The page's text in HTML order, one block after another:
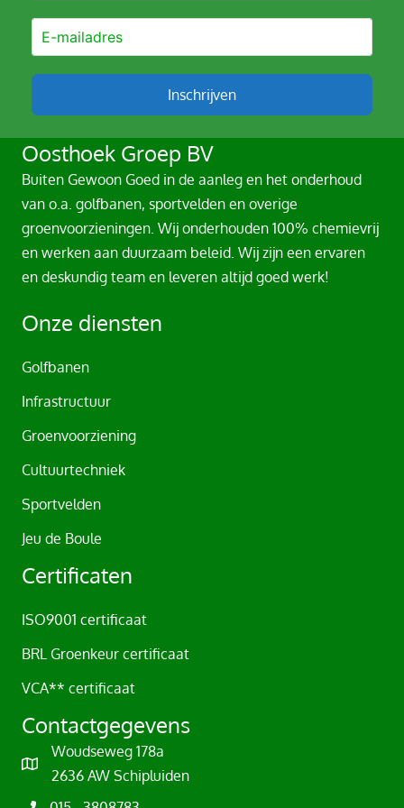
Inschrijven
A
t
v
:
Oosthoek Groep BV
Buiten Gewoon Goed in de aanleg en het onderhoud
van o.a. golfbanen, sportvelden en overige
groenvoorzieningen. Wij onderhouden 100% chemievrij
en werken aan duurzaam beleid. Wij zijn een ervaren
en deskundig team en leveren altijd goed werk!
Onze diensten
Golfbanen
Infrastructuur
Groenvoorziening
Cultuurtechniek
Sportvelden
Jeu de Boule
Certificaten
ISO9001 certificaat
BRL Groenkeur certificaat
VCA** certificaat
Contactgegevens
Woudseweg 178a
2636 AW Schipluiden